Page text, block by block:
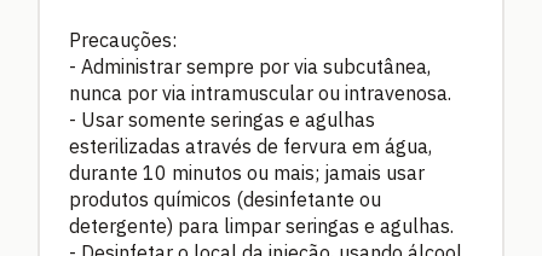
Precauções:
- Administrar sempre por via subcutânea,
nunca por via intramuscular ou intravenosa.
- Usar somente seringas e agulhas
esterilizadas através de fervura em água,
durante 10 minutos ou mais; jamais usar
produtos químicos (desinfetante ou
detergente) para limpar seringas e agulhas.